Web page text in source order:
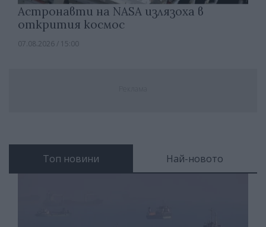
Астронавти на NASA излязоха в
открития космос
07.08.2026 / 15:00
Топ новини Най-новото